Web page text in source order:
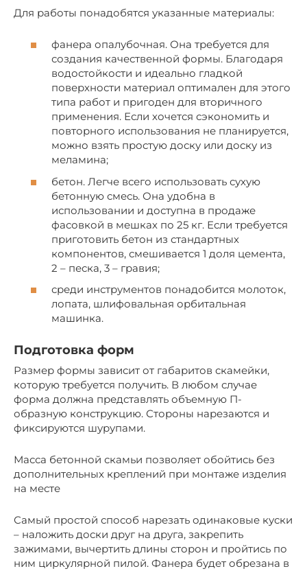
Для работы понадобятся указанные материалы:
фанера опалубочная. Она требуется для
создания качественной формы. Благодаря
водостойкости и идеально гладкой
поверхности материал оптимален для этого
типа работ и пригоден для вторичного
применения. Если хочется сэкономить и
повторного использования не планируется,
можно взять простую доску или доску из
меламина;
бетон. Легче всего использовать сухую
бетонную смесь. Она удобна в
использовании и доступна в продаже
фасовкой в мешках по 25 кг. Если требуется
приготовить бетон из стандартных
компонентов, смешивается 1 доля цемента,
2 – песка, 3 – гравия;
среди инструментов понадобится молоток,
лопата, шлифовальная орбитальная
машинка.
Подготовка форм
Размер формы зависит от габаритов скамейки,
которую требуется получить. В любом случае
форма должна представлять объемную П-
образную конструкцию. Стороны нарезаются и
фиксируются шурупами.
Масса бетонной скамьи позволяет обойтись без
дополнительных креплений при монтаже изделия
на месте
Самый простой способ нарезать одинаковые куски
– наложить доски друг на друга, закрепить
зажимами, вычертить длины сторон и пройтись по
ним циркулярной пилой. Фанера будет обрезана в